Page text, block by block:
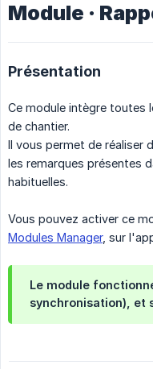
Module ·
Présentation
Ce module intègre toutes
de chantier.
Il vous permet de réaliser
les remarques présentes
habituelles.
Vous pouvez activer ce
Modules Manager, sur
Le module
synchronisation), et